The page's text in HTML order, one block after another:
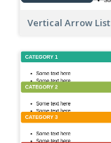
Vertical Arrow List